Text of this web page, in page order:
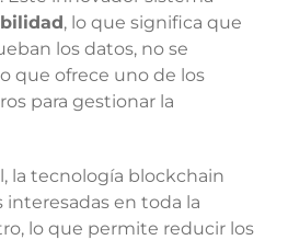
, lo que significa que
los datos, no se
que ofrece uno de los
para gestionar la
la tecnología blockchain
interesadas en toda la
lo que permite reducir los